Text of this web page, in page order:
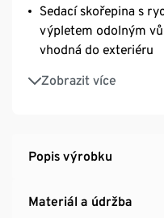
Sedací skořepina s
výpletem odolným
vhodná do exteriéru
Zobrazit více
Včetně chráničů
Popis výrobku
Materiál a údržba